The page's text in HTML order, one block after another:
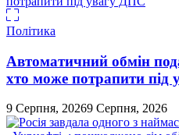
Політика
Автоматичний обмін
хто може потрапити під
9 Серпня, 20269 Серпня, 2026